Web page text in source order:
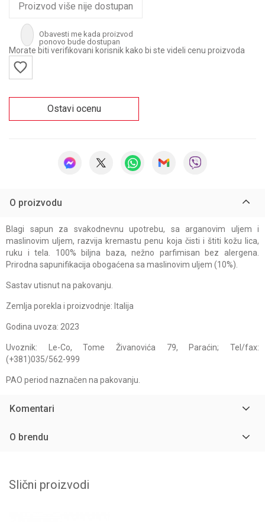
Proizvod više nije dostupan
Obavesti me kada proizvod
ponovo bude dostupan
Morate biti verifikovani korisnik kako bi ste videli cenu proizvoda
Ostavi ocenu
O proizvodu
Blagi sapun za svakodnevnu upotrebu, sa arganovim uljem i
maslinovim uljem, razvija kremastu penu koja čisti i štiti kožu lica,
ruku i tela. 100% biljna baza, nežno parfimisan bez alergena.
Prirodna sapunifikacija obogaćena sa maslinovim uljem (10%).
Sastav utisnut na pakovanju.
Zemlja porekla i proizvodnje: Italija
Godina uvoza: 2023
Uvoznik: Le-Co, Tome Živanovića 79, Paraćin; Tel/fax:
(+381)035/562-999
PAO period naznačen na pakovanju.
Komentari
O brendu
Slični proizvodi